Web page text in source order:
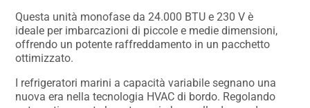
Questa unità monofase da 24.000 BTU e 230 V è
ideale per imbarcazioni di piccole e medie dimensioni,
offrendo un potente raffreddamento in un pacchetto
ottimizzato.
I refrigeratori marini a capacità variabile segnano una
nuova era nella tecnologia HVAC di bordo. Regolando